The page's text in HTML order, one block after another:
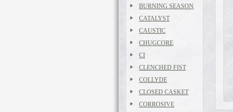
BURNING SEASON
CATALYST
CAUSTIC
CHUGCORE
CI
CLENCHED FIST
COLLYDE
CLOSED CASKET
CORROSIVE